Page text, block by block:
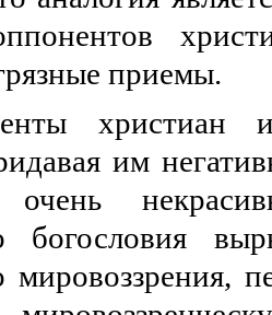
приемы.
христиан
им
очень
богословия
мировоззрения,